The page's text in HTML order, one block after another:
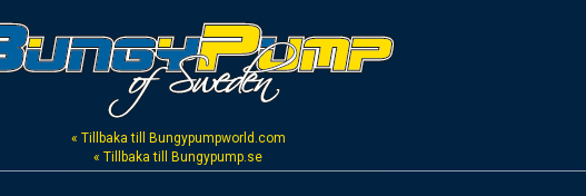
« Tillbaka till Bungypumpworld.com
« Tillbaka till Bungypump.se